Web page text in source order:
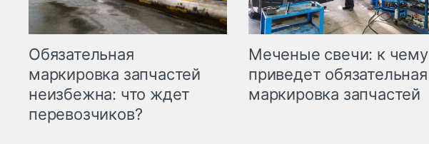
Обязательная
маркировка запчастей
неизбежна: что ждет
перевозчиков?
Меченые свечи: к чему
приведет обязательная
маркировка запчастей